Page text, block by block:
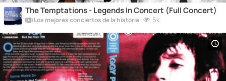
The Temptations - Legends In Concert (Full Concert)
Los mejores conciertos de la historia 6k